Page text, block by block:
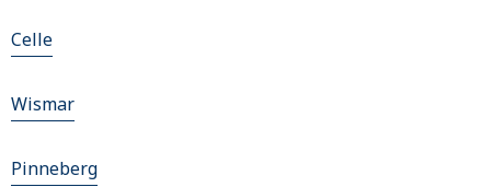
Celle
Wismar
Pinneberg